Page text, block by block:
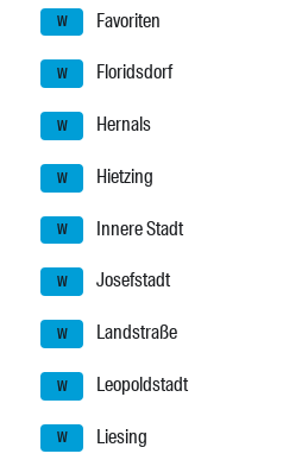
W Favoriten
W Floridsdorf
W Hernals
W Hietzing
W Innere Stadt
W Josefstadt
W Landstraße
W Leopoldstadt
W Liesing